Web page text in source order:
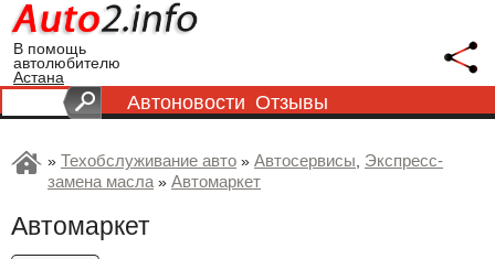
В помощь
автолюбителю
Астана
Автоновости Отзывы
» Техобслуживание авто » Автосервисы, Экспресс-
замена масла» Автомаркет
Автомаркет